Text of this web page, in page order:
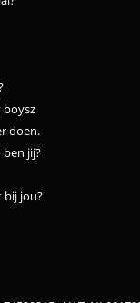
boysz
doen.
jij?
bij jou?